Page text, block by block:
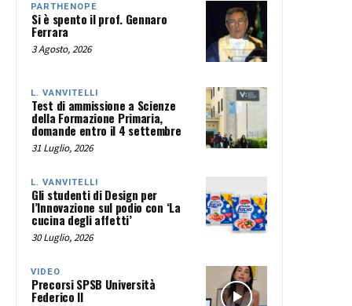
PARTHENOPE
Si è spento il prof. Gennaro
Ferrara
3 Agosto, 2026
L. VANVITELLI
Test di ammissione a Scienze
della Formazione Primaria,
domande entro il 4 settembre
31 Luglio, 2026
L. VANVITELLI
Gli studenti di Design per
l’Innovazione sul podio con ‘La
cucina degli affetti’
30 Luglio, 2026
VIDEO
Precorsi SPSB Università
Federico II